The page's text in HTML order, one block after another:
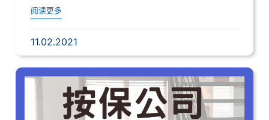
利得税...
阅读更多
11.02.2021